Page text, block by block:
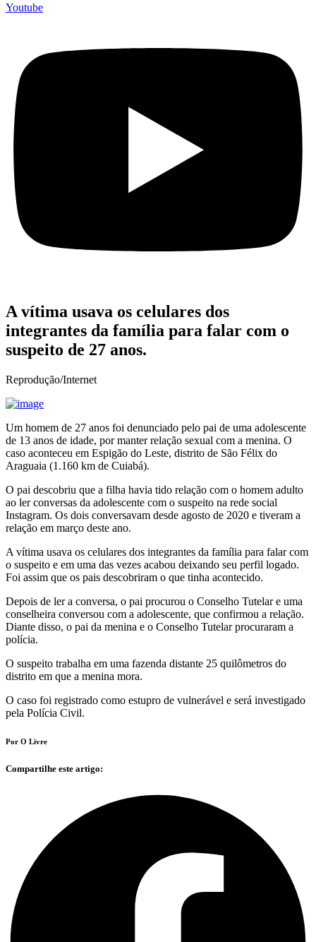
Youtube
A vítima usava os celulares dos
integrantes da família para falar com o
suspeito de 27 anos.
Reprodução/Internet
Um homem de 27 anos foi denunciado pelo pai de uma adolescente
de 13 anos de idade, por manter relação sexual com a menina. O
caso aconteceu em Espigão do Leste, distrito de São Félix do
Araguaia (1.160 km de Cuiabá).
O pai descobriu que a filha havia tido relação com o homem adulto
ao ler conversas da adolescente com o suspeito na rede social
Instagram. Os dois conversavam desde agosto de 2020 e tiveram a
relação em março deste ano.
A vítima usava os celulares dos integrantes da família para falar com
o suspeito e em uma das vezes acabou deixando seu perfil logado.
Foi assim que os pais descobriram o que tinha acontecido.
Depois de ler a conversa, o pai procurou o Conselho Tutelar e uma
conselheira conversou com a adolescente, que confirmou a relação.
Diante disso, o pai da menina e o Conselho Tutelar procuraram a
polícia.
O suspeito trabalha em uma fazenda distante 25 quilômetros do
distrito em que a menina mora.
O caso foi registrado como estupro de vulnerável e será investigado
pela Polícia Civil.
Por O Livre
Compartilhe este artigo: